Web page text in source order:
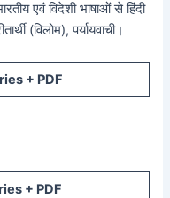
एवं विदेशी भाषाओं से हिंदी
(विलोम), पर्यायवाची।
+ PDF
+ PDF